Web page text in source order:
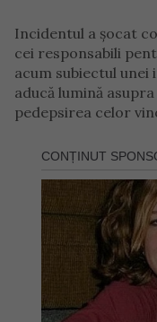
Incidentul a șocat
cei responsabili
acum subiectul unei
aducă lumină
pedepsirea celor